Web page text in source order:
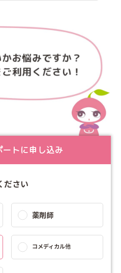
トに申し込み
ださい
薬剤師
コメディカル他